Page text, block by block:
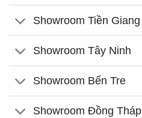
Showroom Tiền Giang
Showroom Tây Ninh
Showroom Bến Tre
Showroom Đồng Tháp